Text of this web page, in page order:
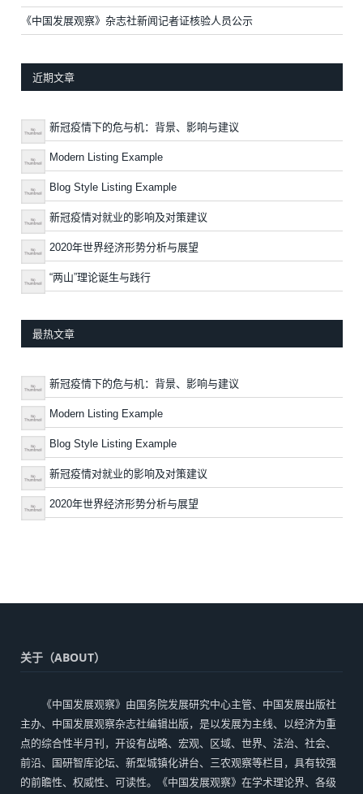
《中国发展观察》杂志社新闻记者证核验人员公示
近期文章
新冠疫情下的危与机：背景、影响与建议
Modern Listing Example
Blog Style Listing Example
新冠疫情对就业的影响及对策建议
2020年世界经济形势分析与展望
“两山”理论诞生与践行
最热文章
新冠疫情下的危与机：背景、影响与建议
Modern Listing Example
Blog Style Listing Example
新冠疫情对就业的影响及对策建议
2020年世界经济形势分析与展望
关于（ABOUT）
《中国发展观察》由国务院发展研究中心主管、中国发展出版社
主办、中国发展观察杂志社编辑出版，是以发展为主线、以经济为重
点的综合性半月刊，开设有战略、宏观、区域、世界、法治、社会、
前沿、国研智库论坛、新型城镇化讲台、三农观察等栏目，具有较强
的前瞻性、权威性、可读性。《中国发展观察》在学术理论界、各级